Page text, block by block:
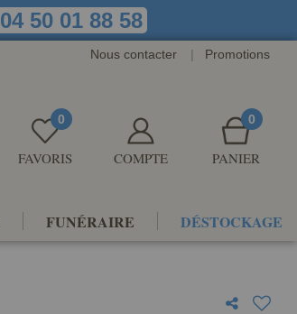
04 50 01 88 58
Nous contacter | Promotions
0
FAVORIS COMPTE
0
PANIER
FUNÉRAIRE DÉSTOCKAGE